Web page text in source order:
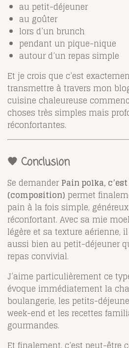
au petit-déjeuner
au goûter
lors d’un brunch
pendant un pique-nique
autour d’un repas simple
Et je crois que c’est
transmettre à travers mon
cuisine chaleureuse
choses très simples mais
réconfortantes.
🧡 Conclusion
Se demanderPain polka,
(composition) permet
pain à la fois simple,
réconfortant. Avec sa mie
légère et sa texture aérienne,
aussi bien au petit-déjeuner
repas convivial.
J’aime particulièrement ce
évoque immédiatement la
boulangerie, les petits-
week-end et les recettes
gourmandes.